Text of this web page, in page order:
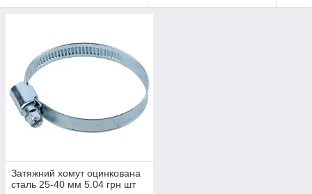
Затяжний хомут оцинкована
сталь 25-40 мм 5.04 грн шт